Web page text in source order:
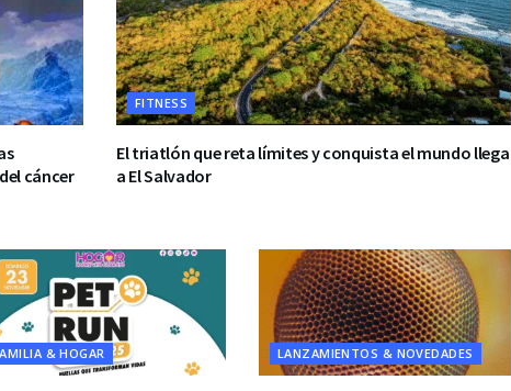
cáncer
FITNESS
El triatlón que reta límites y conquista el mundo llega
a El Salvador
& HOGAR LANZAMIENTOS & NOVEDADES